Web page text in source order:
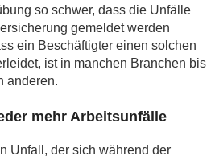
so schwer, dass die Unfälle
gemeldet werden
ein Beschäftigter einen solchen
ist in manchen Branchen bis
anderen.
mehr Arbeitsunfälle
Unfall, der sich während der